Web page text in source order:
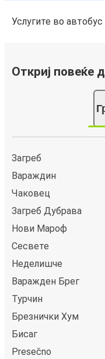
Услугите во
Откриј повеќе
Загреб
Вараждин
Чаковец
Загреб Дубрава
Нови Марoф
Сесвете
Неделишче
Варажден Брег
Турчин
Брезнички Хум
Бисаг
Presečno